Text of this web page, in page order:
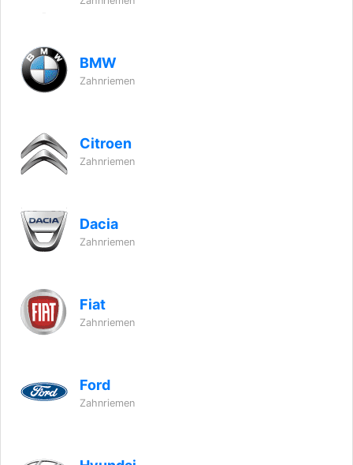
BMW
Zahnriemen
Citroen
Zahnriemen
Dacia
Zahnriemen
Fiat
Zahnriemen
Ford
Zahnriemen